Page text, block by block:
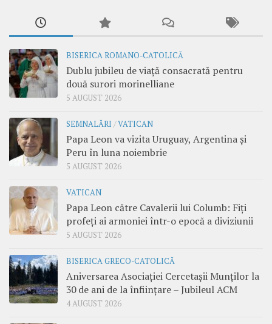
BISERICA ROMANO-CATOLICĂ
Dublu jubileu de viață consacrată pentru
două surori morinelliane
5 AUGUST 2026
SEMNALĂRI /VATICAN
Papa Leon va vizita Uruguay, Argentina și
Peru în luna noiembrie
5 AUGUST 2026
VATICAN
Papa Leon către Cavalerii lui Columb: Fiți
profeți ai armoniei într-o epocă a diviziunii
5 AUGUST 2026
BISERICA GRECO-CATOLICĂ
Aniversarea Asociației Cercetașii Munților la
30 de ani de la înființare – Jubileul ACM
4 AUGUST 2026